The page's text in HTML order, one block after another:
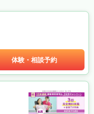
体験・相談予約